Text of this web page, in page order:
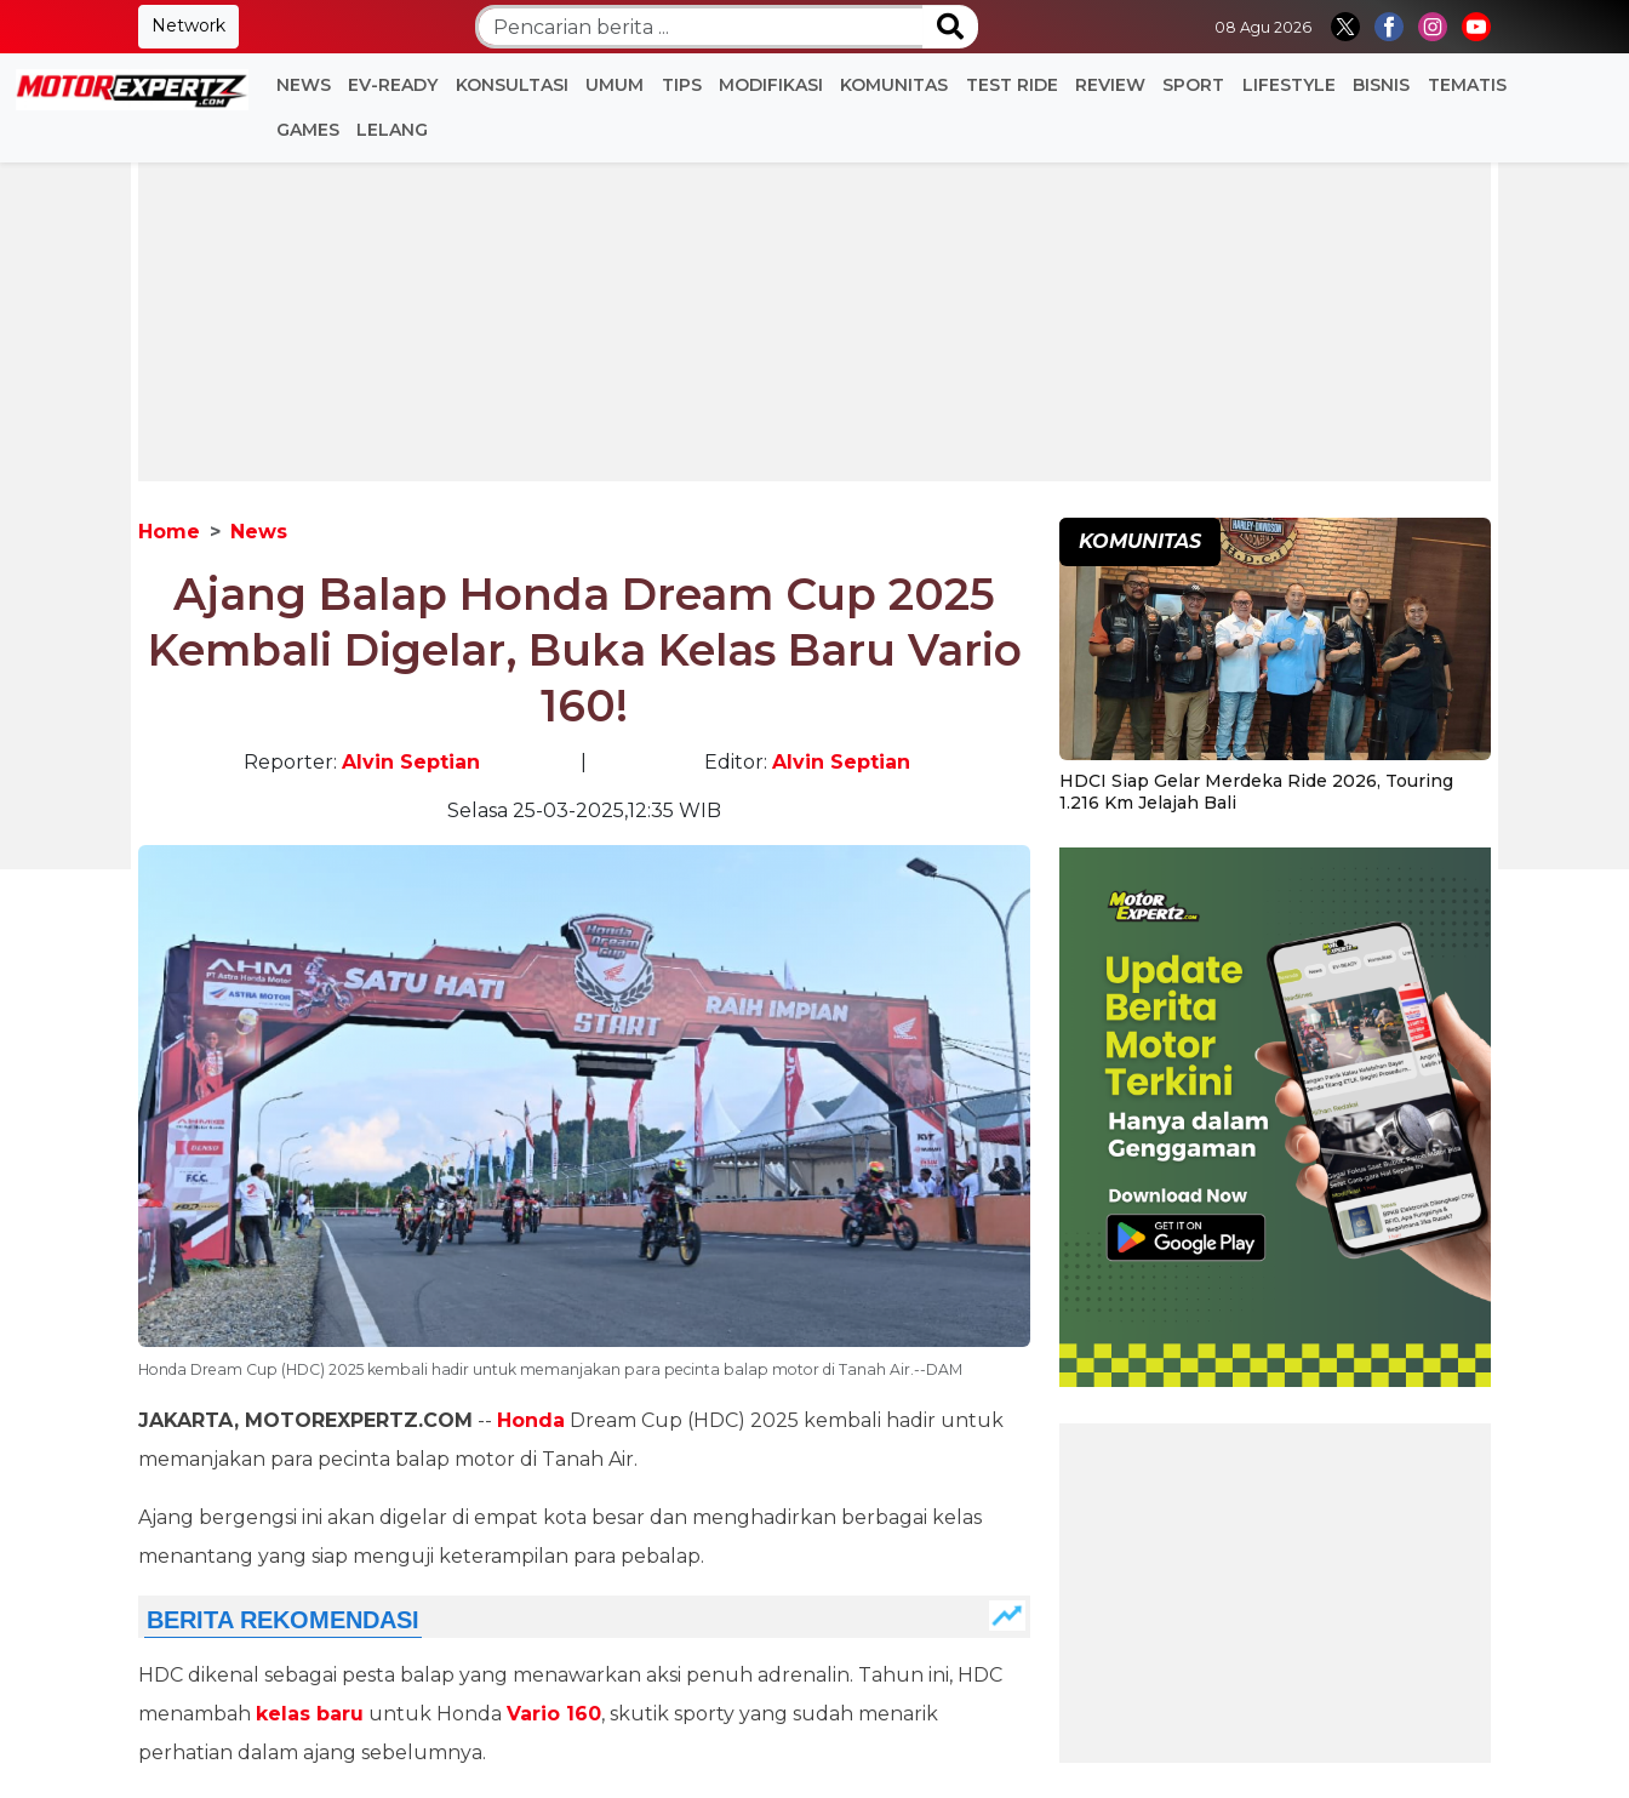
Network 08 Agu 2026
NEWS EV-READY KONSULTASI UMUM TIPS MODIFIKASI KOMUNITAS TEST RIDE REVIEW SPORT LIFESTYLE BISNIS TEMATIS
GAMES LELANG
Home News
Ajang Balap Honda Dream Cup 2025
Kembali Digelar, Buka Kelas Baru Vario
160!
Reporter: Alvin Septian Editor: Alvin Septian
Selasa 25-03-2025,12:35 WIB
Honda Dream Cup (HDC) 2025 kembali hadir untuk memanjakan para pecinta balap motor di Tanah Air.--DAM
JAKARTA, MOTOREXPERTZ.COM -- Honda Dream Cup (HDC) 2025 kembali hadir untuk
memanjakan para pecinta balap motor di Tanah Air.
Ajang bergengsi ini akan digelar di empat kota besar dan menghadirkan berbagai kelas
menantang yang siap menguji keterampilan para pebalap.
HDC dikenal sebagai pesta balap yang menawarkan aksi penuh adrenalin. Tahun ini, HDC
menambah kelas baru untuk Honda Vario 160, skutik sporty yang sudah menarik
perhatian dalam ajang sebelumnya.
KOMUNITAS
HDCI Siap Gelar Merdeka Ride 2026, Touring
1.216 Km Jelajah Bali